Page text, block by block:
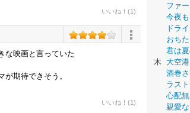
いいね！(1)
な映画と言っていた
期待できそう。
いいね！(1)
ファ
今夜
ドラ
おち
君は
木
大空
酒巻
ラス
心配
親愛